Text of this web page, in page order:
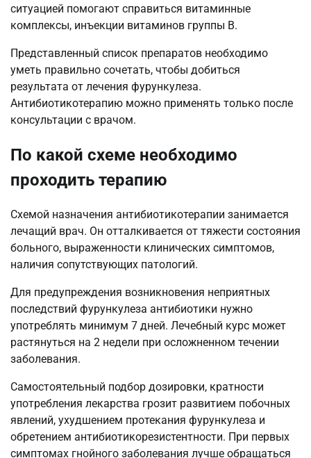
ситуацией помогают справиться витаминные
комплексы, инъекции витаминов группы В.
Представленный список препаратов необходимо
уметь правильно сочетать, чтобы добиться
результата от лечения фурункулеза.
Антибиотикотерапию можно применять только после
консультации с врачом.
По какой схеме необходимо
проходить терапию
Схемой назначения антибиотикотерапии занимается
лечащий врач. Он отталкивается от тяжести состояния
больного, выраженности клинических симптомов,
наличия сопутствующих патологий.
Для предупреждения возникновения неприятных
последствий фурункулеза антибиотики нужно
употреблять минимум 7 дней. Лечебный курс может
растянуться на 2 недели при осложненном течении
заболевания.
Самостоятельный подбор дозировки, кратности
употребления лекарства грозит развитием побочных
явлений, ухудшением протекания фурункулеза и
обретением антибиотикорезистентности. При первых
симптомах гнойного заболевания лучше обращаться